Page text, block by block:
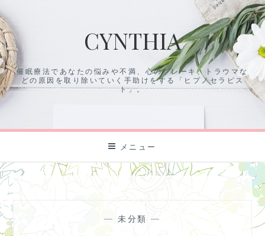
ン
テ
ン
ツ
に
ス
キ
プ
CYNTHIA
催眠療法であなたの悩みや不満、心のブレーキ、トラウマな
どの原因を取り除いていく手助けをする「ヒプノセラピス
ト」。
メニュー
—未分類 —